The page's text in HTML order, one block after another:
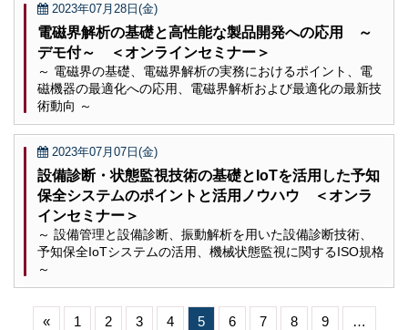
2023年07月28日(金)
電磁界解析の基礎と高性能な製品開発への応用 ～
デモ付～ ＜オンラインセミナー＞
～ 電磁界の基礎、電磁界解析の実務におけるポイント、電
磁機器の最適化への応用、電磁界解析および最適化の最新技
術動向 ～
2023年07月07日(金)
設備診断・状態監視技術の基礎とIoTを活用した予知
保全システムのポイントと活用ノウハウ ＜オンラ
インセミナー＞
～ 設備管理と設備診断、振動解析を用いた設備診断技術、
予知保全IoTシステムの活用、機械状態監視に関するISO規格
～
« 1 2 3 4 5 6 7 8 9
…